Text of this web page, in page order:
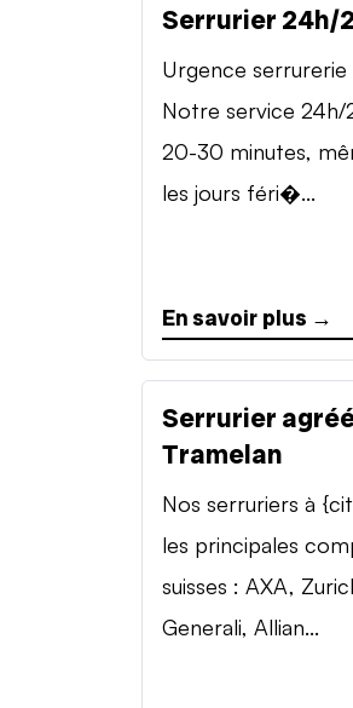
Serrurier 24h/
Urgence
Notre service
20-30 minutes,
les jours féri�...
En savoir plus →
Serrurier
Tramelan
Nos serruriers à
les principales
suisses : AXA,
Generali, Allian...